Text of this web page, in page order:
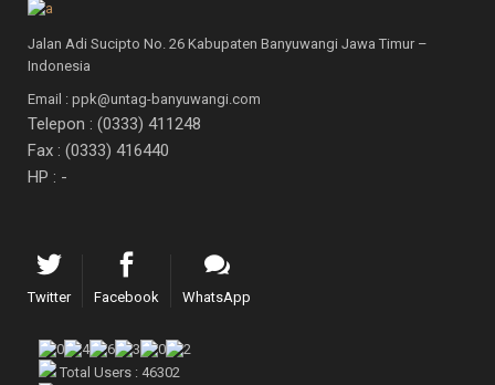
Jalan Adi Sucipto No. 26 Kabupaten Banyuwangi Jawa Timur –
Indonesia
Email : ppk@untag-banyuwangi.com
Telepon : (0333) 411248
Fax : (0333) 416440
HP : -
Twitter Facebook WhatsApp
Total Users : 46302